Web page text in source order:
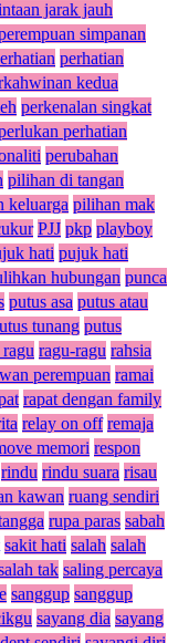
jarak jauh
simpanan
perhatian
kedua
perkenalan singkat
perhatian
perubahan
pilihan di tangan
keluarga pilihan mak
PJJ pkp playboy
hati pujuk hati
hubungan punca
putus asa putus atau
tunang putus
ragu-ragu rahsia
perempuan ramai
rapat dengan family
relay on off remaja
memori respon
rindu rindu suara risau
kawan ruang sendiri
rupa paras sabah
sakit hati salah salah
tak saling percaya
sanggup sanggup
sayang dia sayang